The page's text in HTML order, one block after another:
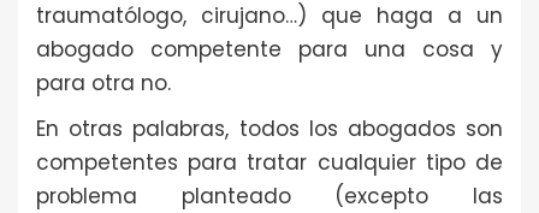
traumatólogo, cirujano…) que haga a un
abogado competente para una cosa y
para otra no.
En otras palabras, todos los abogados son
competentes para tratar cualquier tipo de
problema planteado (excepto las